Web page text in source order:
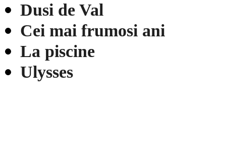
Dusi de Val
Cei mai frumosi ani
La piscine
Ulysses